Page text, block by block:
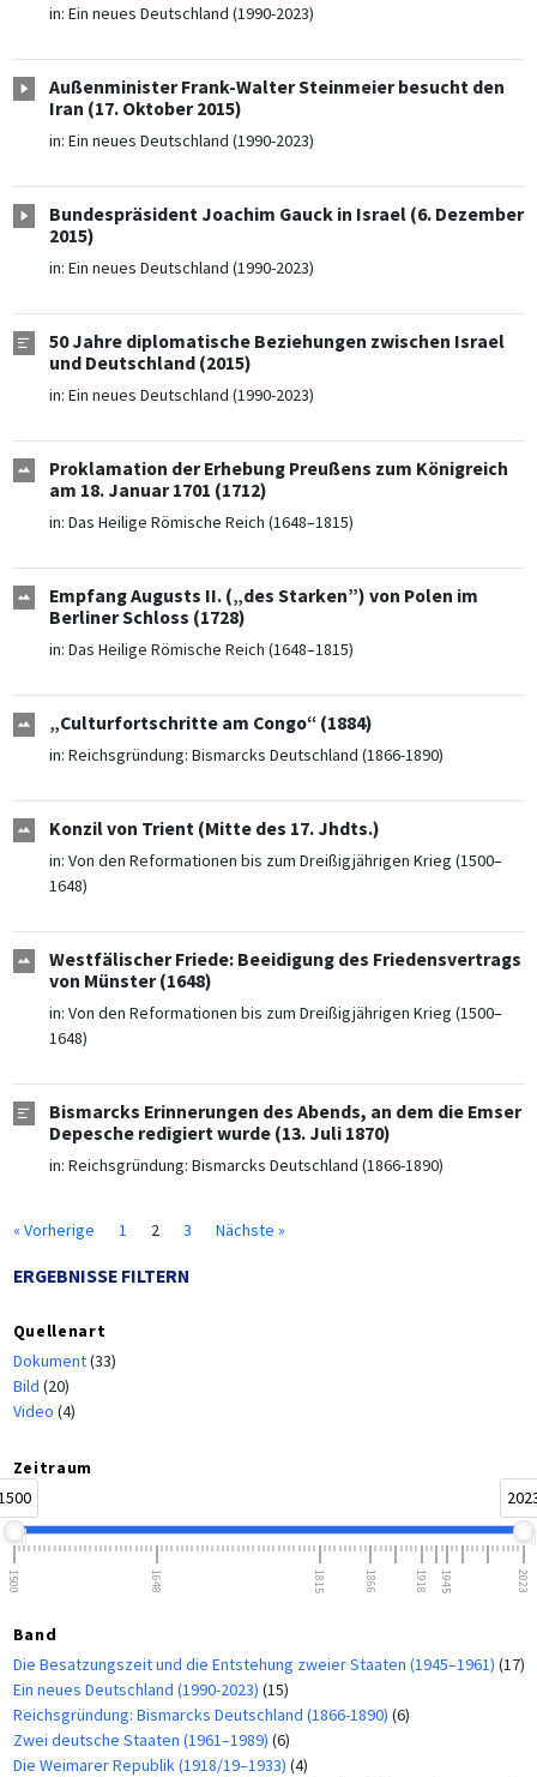
in: Ein neues Deutschland (1990-2023)
Außenminister Frank-Walter Steinmeier besucht den
Iran (17. Oktober 2015)
in: Ein neues Deutschland (1990-2023)
Bundespräsident Joachim Gauck in Israel (6. Dezember
2015)
in: Ein neues Deutschland (1990-2023)
50 Jahre diplomatische Beziehungen zwischen Israel
und Deutschland (2015)
in: Ein neues Deutschland (1990-2023)
Proklamation der Erhebung Preußens zum Königreich
am 18. Januar 1701 (1712)
in: Das Heilige Römische Reich (1648–1815)
Empfang Augusts II. („des Starken”) von Polen im
Berliner Schloss (1728)
in: Das Heilige Römische Reich (1648–1815)
„Culturfortschritte am Congo“ (1884)
in: Reichsgründung: Bismarcks Deutschland (1866-1890)
Konzil von Trient (Mitte des 17. Jhdts.)
in: Von den Reformationen bis zum Dreißigjährigen Krieg (1500–
1648)
Westfälischer Friede: Beeidigung des Friedensvertrags
von Münster (1648)
in: Von den Reformationen bis zum Dreißigjährigen Krieg (1500–
1648)
Bismarcks Erinnerungen des Abends, an dem die Emser
Depesche redigiert wurde (13. Juli 1870)
in: Reichsgründung: Bismarcks Deutschland (1866-1890)
« Vorherige 1 2 3 Nächste »
ERGEBNISSE FILTERN
Quellenart
Dokument(33)
Bild (20)
Video (4)
Zeitraum
1500 1648 1815 1866 1918 1945 2023
Band
Die Besatzungszeit und die Entstehung zweier Staaten (1945–1961) (17)
Ein neues Deutschland (1990-2023) (15)
Reichsgründung: Bismarcks Deutschland (1866-1890) (6)
Zwei deutsche Staaten (1961–1989) (6)
Die Weimarer Republik (1918/19–1933) (4)